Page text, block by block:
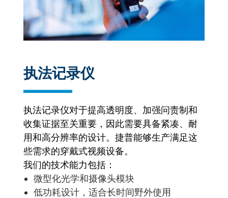
执法记录仪
执法记录仪对于提高透明度、加强问责制和
收集证据至关重要，因此需要具备紧凑、耐
用和高分辨率的设计。捷普能够生产满足这
些需求的穿戴式视频设备。
我们的技术能力包括：
微型化光学和摄像头模块
低功耗设计，适合长时间野外使用